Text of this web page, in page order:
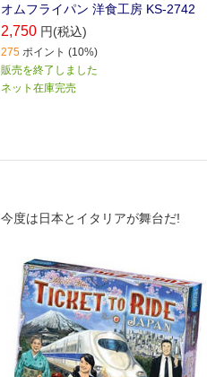
オムフライパン 洋食工房 KS-2742
2,750 円(税込)
275 ポイント (10%)
販売を終了しました
ネット在庫完売
今度は日本とイタリアが舞台だ!